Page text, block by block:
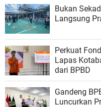
Bukan
Langsung
Perkuat
Lapas
dari BPBD
Gandeng
Luncurkan